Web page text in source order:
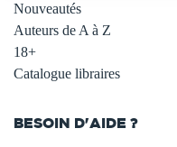
Nouveautés
Auteurs de A à Z
18+
Catalogue libraires
BESOIN D'AIDE ?